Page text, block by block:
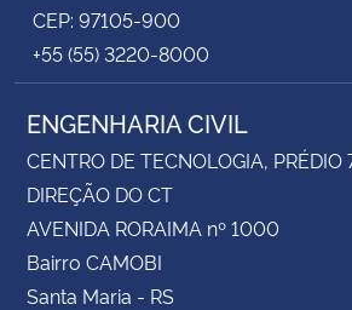
CEP: 97105-900
+55 (55) 3220-8000
ENGENHARIA CIVIL
CENTRO DE TECNOLOGIA, PRÉDIO
DIREÇÃO DO CT
AVENIDA RORAIMA nº 1000
Bairro CAMOBI
Santa Maria - RS